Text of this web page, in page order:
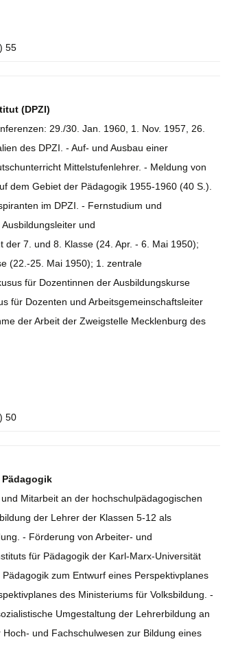
55
(DPZI)
29./30. Jan. 1960, 1. Nov. 1957, 26.
des DPZI. - Auf- und Ausbau einer
Mittelstufenlehrer. - Meldung von
dem Gebiet der Pädagogik 1955-1960 (40 S.).
im DPZI. - Fernstudium und
und
7. und 8. Klasse (24. Apr. - 6. Mai 1950);
(22.-25. Mai 1950); 1. zentrale
für Dozentinnen der Ausbildungskurse
für Dozenten und Arbeitsgemeinschaftsleiter
der Arbeit der Zweigstelle Mecklenburg des
50
Mitarbeit an der hochschulpädagogischen
der Lehrer der Klassen 5-12 als
- Förderung von Arbeiter- und
für Pädagogik der Karl-Marx-Universität
zum Entwurf eines Perspektivplanes
des Ministeriums für Volksbildung. -
Umgestaltung der Lehrerbildung an
und Fachschulwesen zur Bildung eines